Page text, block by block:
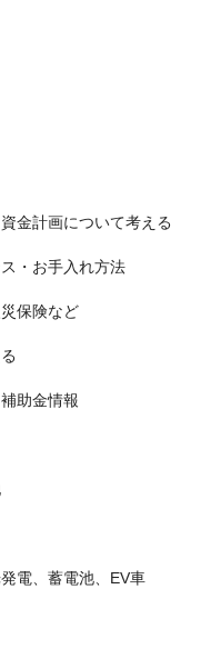
金計画について考える
・お手入れ方法
保険など
助金情報
電、蓄電池、EV車